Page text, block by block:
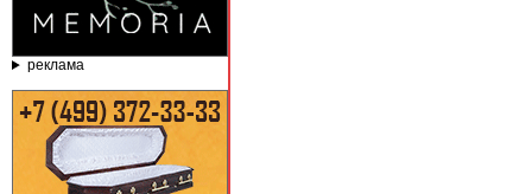
реклама